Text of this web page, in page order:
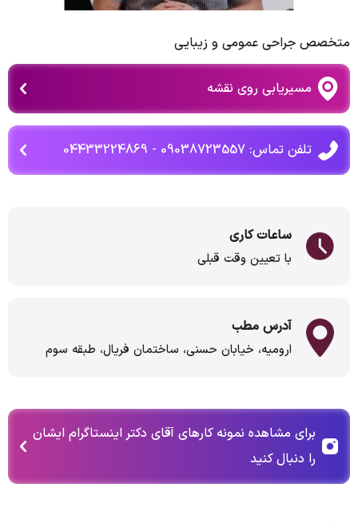
متخصص جراحی عمومی و زیبایی
مسیریابی روی نقشه
تلفن تماس: 09038723557 - 04433224869
ساعات کاری
با تعیین وقت قبلی
آدرس مطب
ارومیه، خیابان حسنی، ساختمان فریال، طبقه سوم
برای مشاهده نمونه کارهای آقای دکتر اینستاگرام ایشان
را دنبال کنید